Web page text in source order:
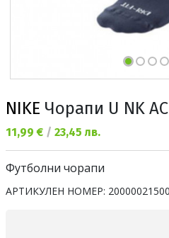
NIKE Чорапи U NK
Текуща цена:
11,99 € / 23,45 лв.
Футболни чорапи
АРТИКУЛЕН НОМЕР: